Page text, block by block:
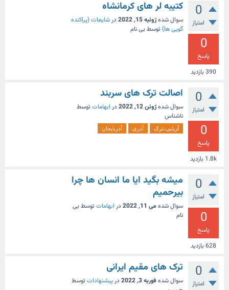
0
امتیاز
0
پاسخ
390 بازدید
کتیبه لر های کرمانشاه
سوال شدهژوئیه 15, 2022 در شایعات (پراکنده
گویی ها) توسط بی نام
0
امتیاز
0
پاسخ
1.8k بازدید
اصالت ترک های سربند
سوال شدهژوئن 12, 2022 در ابهامات توسط
ناشناس
آریایی،ترک آذری آذربایجان
0
امتیاز
0
پاسخ
628 بازدید
میشه بگید ایا ما انسان ها چرا
بیرحمیم
سوال شدهمی 11, 2022 در ابهامات توسط بی
نام
0
امتیاز
ترک های مقیم ایرانی
سوال شده فوریه 3, 2022 در پیشنهادات توسط